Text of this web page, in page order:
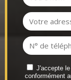
J'accepte
conformément